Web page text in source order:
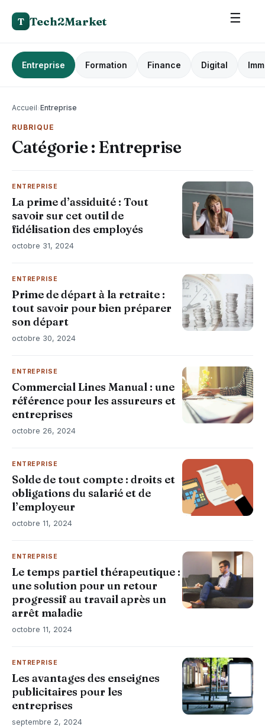
T Tech2Market ☰
Entreprise Formation Finance Digital
Accueil›Entreprise
RUBRIQUE
Catégorie : Entreprise
ENTREPRISE
La prime d’assiduité : Tout
savoir sur cet outil de
fidélisation des employés
octobre 31, 2024
ENTREPRISE
Prime de départ à la retraite :
tout savoir pour bien préparer
son départ
octobre 30, 2024
ENTREPRISE
Commercial Lines Manual : une
référence pour les assureurs et
entreprises
octobre 26, 2024
ENTREPRISE
Solde de tout compte : droits et
obligations du salarié et de
l’employeur
octobre 11, 2024
ENTREPRISE
Le temps partiel thérapeutique :
une solution pour un retour
progressif au travail après un
arrêt maladie
octobre 11, 2024
ENTREPRISE
Les avantages des enseignes
publicitaires pour les
entreprises
septembre 2, 2024